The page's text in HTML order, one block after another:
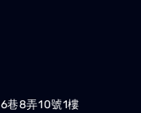
巷8弄10號1樓